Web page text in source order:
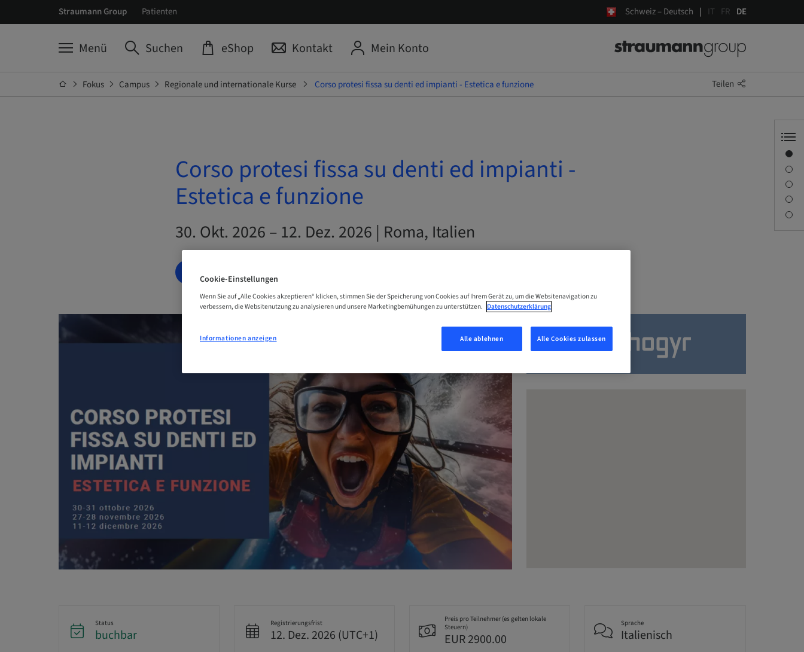
Straumann Group Patienten Schweiz – Deutsch IT FR DE
Menü Suchen eShop Kontakt Mein Konto
Fokus Campus Regionale und internationale Kurse Corso protesi fissa su denti ed impianti - Estetica e funzione Teilen
Corso protesi fissa su denti ed impianti -
Estetica e funzione
30. Okt. 2026 – 12. Dez. 2026 | Roma, Italien
Status
buchbar
Registrierungsfrist
12. Dez. 2026 (UTC+1)
Preis pro Teilnehmer (es gelten lokale
Steuern)
EUR 2900.00
Sprache
Italienisch
Cookie-Einstellungen
Wenn Sie auf „Alle Cookies akzeptieren“ klicken, stimmen Sie der Speicherung von Cookies auf Ihrem Gerät zu, um die Websitenavigation zu
verbessern, die Websitenutzung zu analysieren und unsere Marketingbemühungen zu unterstützen. Datenschutzerklärung
Alle ablehnen Alle Cookies zulassen
Informationen anzeigen